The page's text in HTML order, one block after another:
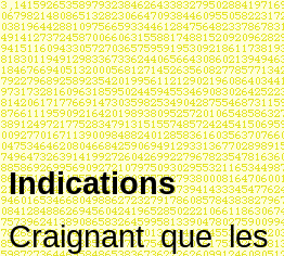
Indications
Craignant que